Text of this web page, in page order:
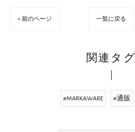
< 前のページ 一覧に戻る
関連タグ
#MARKAWARE #通販